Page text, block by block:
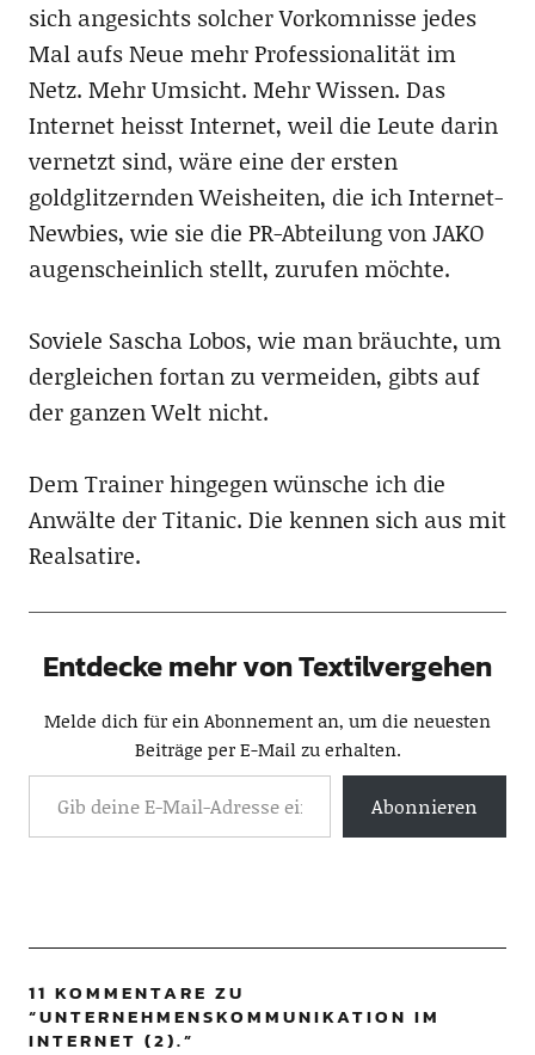
sich angesichts solcher Vorkomnisse jedes
Mal aufs Neue mehr Professionalität im
Netz. Mehr Umsicht. Mehr Wissen. Das
Internet heisst Internet, weil die Leute darin
vernetzt sind, wäre eine der ersten
goldglitzernden Weisheiten, die ich Internet-
Newbies, wie sie die PR-Abteilung von JAKO
augenscheinlich stellt, zurufen möchte.
Soviele Sascha Lobos, wie man bräuchte, um
dergleichen fortan zu vermeiden, gibts auf
der ganzen Welt nicht.
Dem Trainer hingegen wünsche ich die
Anwälte der Titanic. Die kennen sich aus mit
Realsatire.
Entdecke mehr von Textilvergehen
Melde dich für ein Abonnement an, um die neuesten
Beiträge per E-Mail zu erhalten.
Abonnieren
11 KOMMENTARE ZU
“UNTERNEHMENSKOMMUNIKATION IM
INTERNET (2).”